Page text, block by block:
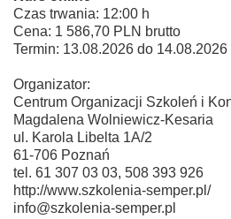
Czas trwania: 12:00 h
Cena: 1 586,70 PLN brutto
Termin: 13.08.2026 do 14.08.2026
Organizator:
Centrum Organizacji Szkoleń i
Magdalena Wolniewicz-Kesaria
ul. Karola Libelta 1A/2
61-706 Poznań
tel. 61 307 03 03, 508 393 926
http://www.szkolenia-semper.pl/
info@szkolenia-semper.pl